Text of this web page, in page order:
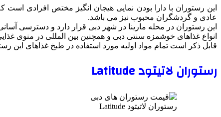
این رستوران با دارا بودن نمایی هیجان انگیز مختص افرادی
عادی و گردشگران محبوب نیز می باشد.
این رستوران در محله مارینا در شهر دبی قرار دارد و دسترسی
انواع غذاهای خوشمزه سنتی دبی و همچنین بین المللی در منوی
قابل ذکر است تمام مواد اولیه مورد استفاده در طبخ غذاهای این
رستوران لاتیتود Latitude
رستوران لاتیتود Latitude